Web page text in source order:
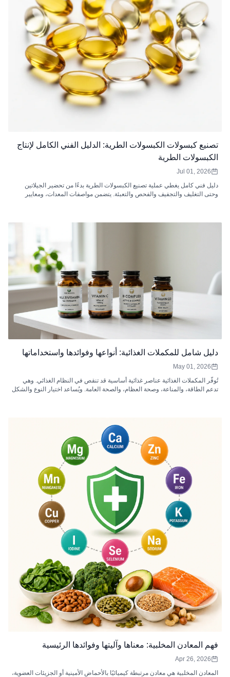
تصنيع كبسولات الكبسولات الطرية: الدليل الفني الكامل لإنتاج
الكبسولات الطرية
Jul 01, 2026
دليل فني كامل يغطي عملية تصنيع الكبسولات الطرية بدءًا من تحضير الجيلاتين
وحتى التغليف والتجفيف والفحص والتعبئة. يتضمن مواصفات المعدات، ومعايير
دليل شامل للمكملات الغذائية: أنواعها وفوائدها واستخداماتها
May 01, 2026
تُوفّر المكملات الغذائية عناصر غذائية أساسية قد تنقص في النظام الغذائي. وهي
تدعم الطاقة، والمناعة، وصحة العظام، والصحة العامة. ويُساعد اختيار النوع والشكل
فهم المعادن المخلبية: معناها وآليتها وفوائدها الرئيسية
Apr 26, 2026
المعادن المخلبية هي معادن مرتبطة كيميائيًا بالأحماض الأمينية أو الجزيئات العضوية،